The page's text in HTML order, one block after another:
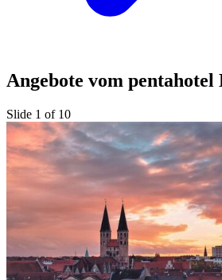
Angebote vom pentahotel
Slide 1 of 10